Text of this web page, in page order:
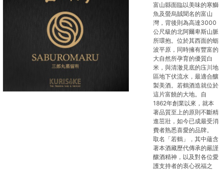
富山縣面臨以美味的寒鰤
魚及螢烏賊聞名的富山
灣，背後則為高達3000
公尺級的北阿爾卑斯山脈
所環抱。位於其西面的蛎
波平原，同時擁有豐富的
大自然所孕育的優質白
米，與清澈見底的庒川地
區地下伏流水，最適合釀
製美酒。若鶴酒造就位於
這片富饒的大地。自
1862年創業以來，就本
著品質至上的原則不斷精
進茁壯，如今已成最受消
費者熟悉喜愛的品牌。
取名「若鶴」，其中蘊含
著本酒藏歷代傳承的嚴謹
釀酒精神，以及對各位愛
護支持者的衷心祝福之